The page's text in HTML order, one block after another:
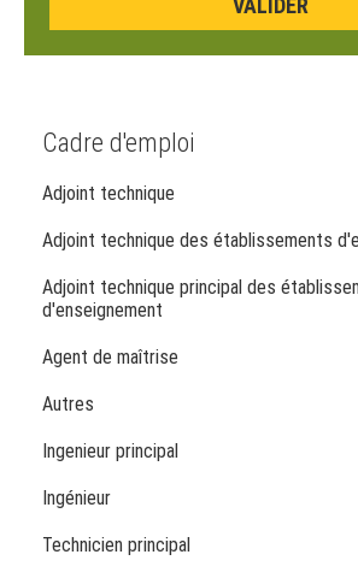
Cadre d'emploi
Adjoint technique
Adjoint technique des établissements
Adjoint technique principal des
d'enseignement
Agent de maîtrise
Autres
Ingenieur principal
Ingénieur
Technicien principal